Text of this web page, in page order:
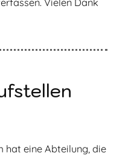
hat eine Abteilung, die